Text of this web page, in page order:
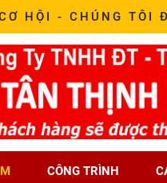
HỘI - CHÚNG TÔI
CÔNG TRÌNH